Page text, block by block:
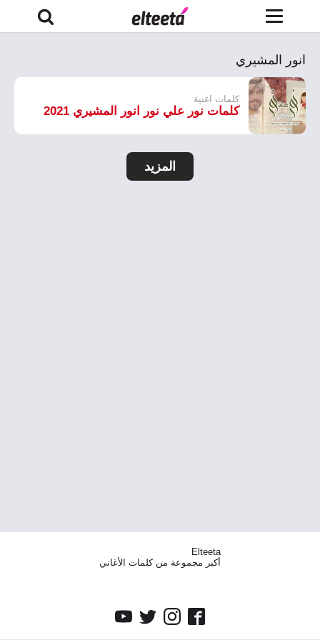
انور المشيري
كلمات اغنية
كلمات نور علي نور انور المشيري 2021
المزيد
Elteeta
أكبر مجموعة من كلمات الأغاني